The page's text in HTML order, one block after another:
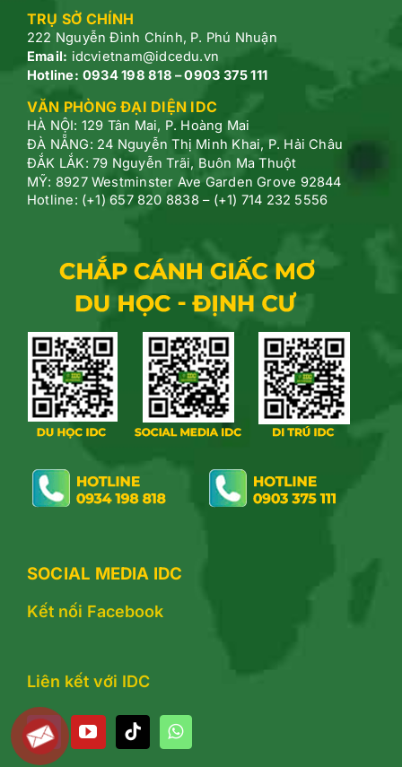
TRỤ SỞ CHÍNH
222 Nguyễn Đình Chính, P. Phú Nhuận
Email: idcvietnam@idcedu.vn
Hotline: 0934 198 818 – 0903 375 111
VĂN PHÒNG ĐẠI DIỆN IDC
HÀ NỘI: 129 Tân Mai, P. Hoàng Mai
ĐÀ NẴNG: 24 Nguyễn Thị Minh Khai, P. Hải Châu
ĐẮK LẮK: 79 Nguyễn Trãi, Buôn Ma Thuột
MỸ: 8927 Westminster Ave Garden Grove 92844
Hotline: (+1) 657 820 8838 – (+1) 714 232 5556
SOCIAL MEDIA IDC
Kết nối Facebook
Liên kết với IDC